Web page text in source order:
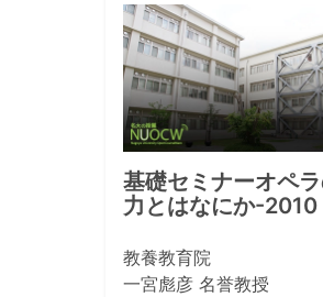
基礎セミナーオペ
力とはなにか-2010
教養教育院
一宮彪彦 名誉教授